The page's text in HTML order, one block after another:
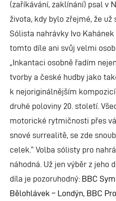
(zaříkávání, zaklínání) psal v
života, kdy bylo zřejmé, že už
Sólista nahrávky Ivo
tomto díle ani svůj velmi
„Inkantaci osobně řadím
tvorby a české hudby jako
k nejoriginálnějším
druhé poloviny 20. století.
motorické rytmičnosti přes
snové surrealitě, se zde
celek.“ Volba sólisty pro
náhodná. Už jen výběr z jeho
díla je pozoruhodný: BBC
Bělohlávek – Londýn, BBC